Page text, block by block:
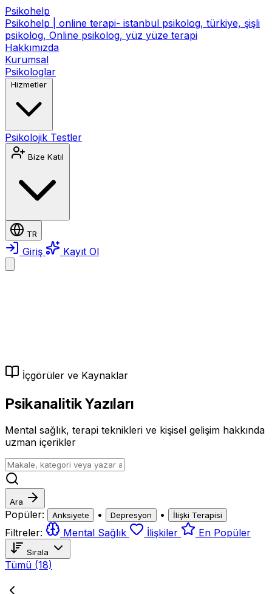
Psikohelp
Psikohelp | online terapi- istanbul psikolog, türkiye, şişli
psikolog, Online psikolog, yüz yüze terapi
Hakkımızda
Kurumsal
Psikologlar
Hizmetler
Psikolojik Testler
Bize Katıl
TR
Giriş Kayıt Ol
İçgörüler ve Kaynaklar
Psikanalitik Yazıları
Mental sağlık, terapi teknikleri ve kişisel gelişim hakkında
uzman içerikler
Ara
Popüler: Anksiyete • Depresyon • İlişki Terapisi
Filtreler: Mental Sağlık İlişkiler En Popüler
Sırala
Tümü (18)